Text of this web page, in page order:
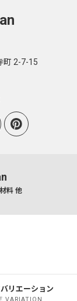
町 2-7-15
料 他
リエーション